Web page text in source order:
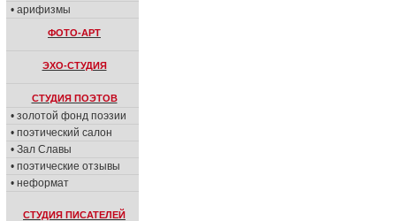
• арифизмы
ФОТО-АРТ
ЭХО-СТУДИЯ
СТУДИЯ ПОЭТОВ
• золотой фонд поэзии
• поэтический салон
• Зал Славы
• поэтические отзывы
• неформат
СТУДИЯ ПИСАТЕЛЕЙ